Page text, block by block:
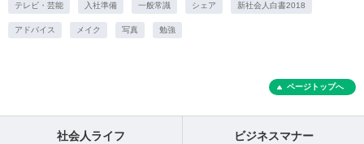
テレビ・芸能 入社準備 一般常識 シェア 新社会人白書2018
アドバイス メイク 写真 勉強
ページトップへ
社会人ライフ ビジネスマナー